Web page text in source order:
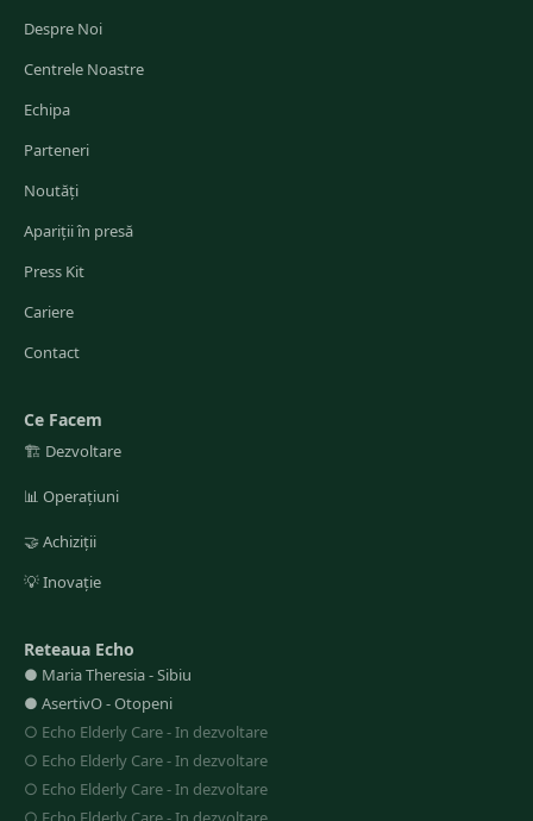
Despre Noi
Centrele Noastre
Echipa
Parteneri
Noutăți
Apariții în presă
Press Kit
Cariere
Contact
Ce Facem
🏗️ Dezvoltare
📊 Operațiuni
🤝 Achiziții
💡Inovație
Reteaua Echo
● Maria Theresia-Sibiu
● AsertivO-Otopeni
○ Echo Elderly Care-In dezvoltare
○ Echo Elderly Care-In dezvoltare
○ Echo Elderly Care-In dezvoltare